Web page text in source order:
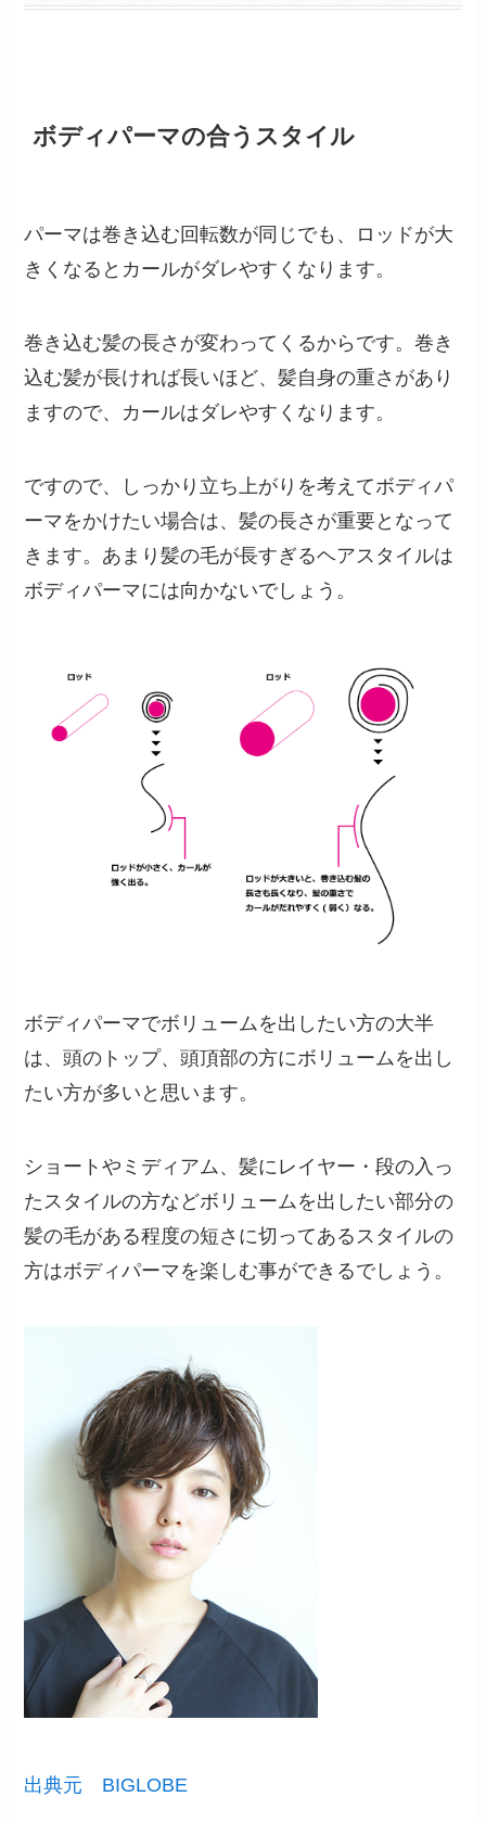
ボディパーマの合うスタイル
パーマは巻き込む回転数が同じでも、ロッドが大
きくなるとカールがダレやすくなります。
巻き込む髪の長さが変わってくるからです。巻き
込む髪が長ければ長いほど、髪自身の重さがあり
ますので、カールはダレやすくなります。
ですので、しっかり立ち上がりを考えてボディパ
ーマをかけたい場合は、髪の長さが重要となって
きます。あまり髪の毛が長すぎるヘアスタイルは
ボディパーマには向かないでしょう。
ボディパーマでボリュームを出したい方の大半
は、頭のトップ、頭頂部の方にボリュームを出し
たい方が多いと思います。
ショートやミディアム、髪にレイヤー・段の入っ
たスタイルの方などボリュームを出したい部分の
髪の毛がある程度の短さに切ってあるスタイルの
方はボディパーマを楽しむ事ができるでしょう。
出典元 BIGLOBE